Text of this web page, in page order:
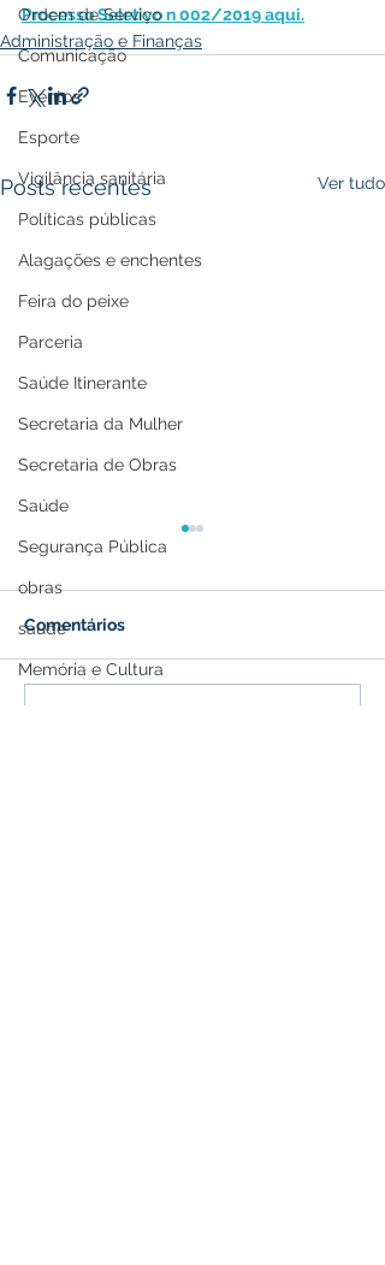
Ordem de Serviço
Comunicação
Eventos
Esporte
Vigilância sanitária
Políticas públicas
Alagações e enchentes
Feira do peixe
Parceria
Saúde Itinerante
Secretaria da Mulher
Secretaria de Obras
Saúde
Segurança Pública
obras
saude
Memória e Cultura
Processo Seletivo n 002/2019 aqui.
Administração e Finanças
Posts recentes Ver tudo
Comentários